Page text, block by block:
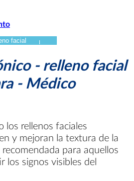
- relleno facial
- Médico
los rellenos faciales
y mejoran la textura de la
para aquellos
los signos visibles del